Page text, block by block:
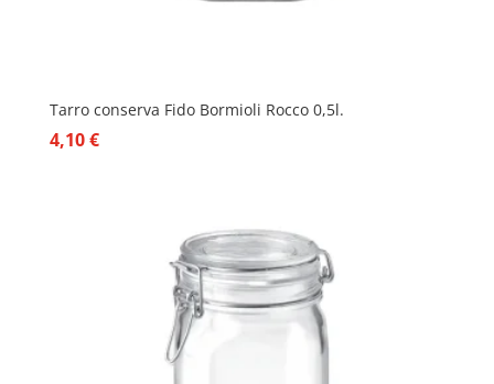
Tarro conserva Fido Bormioli Rocco 0,5l.
4,10€